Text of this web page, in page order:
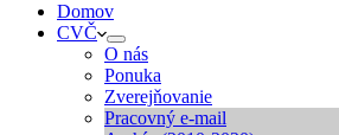
Domov
CVČ
O nás
Ponuka
Zverejňovanie
Pracovný e-mail